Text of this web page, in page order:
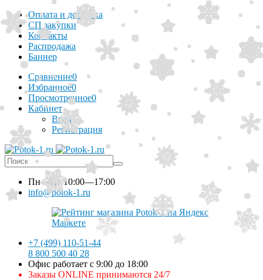
Оплата и доставка
СП закупки
Контакты
Распродажа
Баннер
Сравнение0
Избранное0
Просмотренное0
Кабинет
Вход
Регистрация
Пн—Пт10:00—17:00
info@potok-1.ru
+7 (499) 110-51-44
8 800 500 40 28
Офис работает с 9:00 до 18:00
Заказы ONLINE принимаются 24/7